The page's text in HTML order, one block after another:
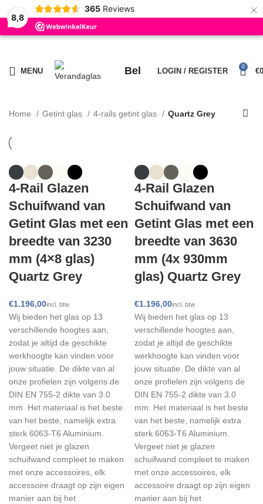
8,8
365 Reviews ×
BESTE KWALITEIT, SERVICE EN HET MEEST UITGEBREIDE
MENU Bel LOGIN / REGISTER
0
€
Home Getint glas 4-rails getint glas Quartz Grey
4-Rail Glazen
Schuifwand van
Getint Glas met een
breedte van 3230
mm (4×8 glas)
Quartz Grey
€
Wij bieden het glas op 13
verschillende hoogtes aan,
zodat je altijd de geschikte
werkhoogte kan vinden voor
jouw situatie. De dikte van al
onze profielen zijn volgens de
DIN EN 755-2 dikte van 3.0
mm. Het materiaal is het beste
van het beste, namelijk extra
sterk 6063-T6 Aluminium.
Vergeet niet je glazen
schuifwand compleet te maken
met onze accessoires, elk
accessoire draagt op zijn eigen
manier aan bij het
4-Rail Glazen
Schuifwand van
Getint Glas met een
breedte van 3630
mm (4x 930mm
glas) Quartz Grey
€
Wij bieden het glas op 13
verschillende hoogtes aan,
zodat je altijd de geschikte
werkhoogte kan vinden voor
jouw situatie. De dikte van al
onze profielen zijn volgens de
DIN EN 755-2 dikte van 3.0
mm. Het materiaal is het beste
van het beste, namelijk extra
sterk 6063-T6 Aluminium.
Vergeet niet je glazen
schuifwand compleet te maken
met onze accessoires, elk
accessoire draagt op zijn eigen
manier aan bij het